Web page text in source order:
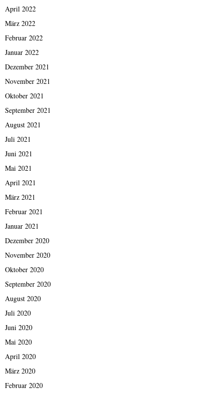
April 2022
März 2022
Februar 2022
Januar 2022
Dezember 2021
November 2021
Oktober 2021
September 2021
August 2021
Juli 2021
Juni 2021
Mai 2021
April 2021
März 2021
Februar 2021
Januar 2021
Dezember 2020
November 2020
Oktober 2020
September 2020
August 2020
Juli 2020
Juni 2020
Mai 2020
April 2020
März 2020
Februar 2020